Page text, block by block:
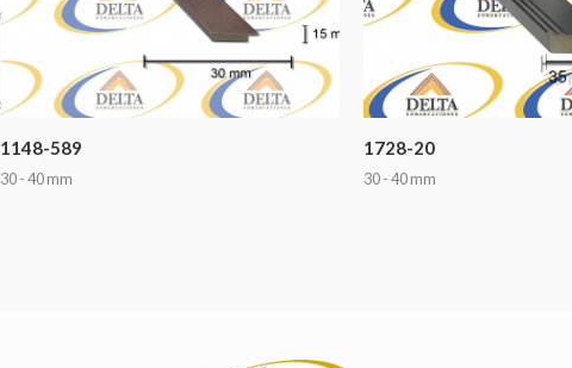
1148-589
30 - 40 mm
1728-20
30 - 40 mm